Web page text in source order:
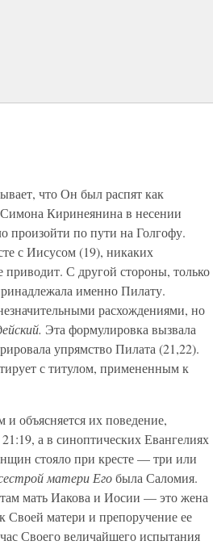
что Он был распят как
Киринеянина в несении
произойти по пути на Голгофу.
с Иисусом (19), никаких
С другой стороны, только
именно Пилату.
расхождениями, но
Эта формулировка вызвала
упрямство Пилата (21,22).
с титулом, примененным к
объясняется их поведение,
а в синоптических Евангелиях
стояло при кресте — три или
матери Егобыла Саломия.
мать Иакова и Иосии — это жена
Своей матери и препоручение ее
Своего величайшего испытания